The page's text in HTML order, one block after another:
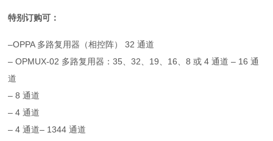
特别订购可：
–OPPA 多路复用器（相控阵） 32 通道
– OPMUX-02 多路复用器：35、32、19、16、8 或 4 通道 – 16 通
道
– 8 通道
– 4 通道
– 4 通道– 1344 通道